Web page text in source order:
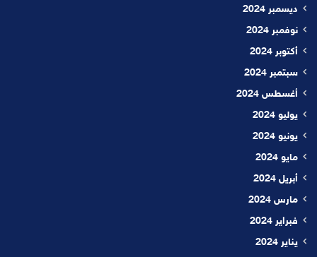
ديسمبر 2024
نوفمبر 2024
أكتوبر 2024
سبتمبر 2024
أغسطس 2024
يوليو 2024
يونيو 2024
مايو 2024
أبريل 2024
مارس 2024
فبراير 2024
يناير 2024